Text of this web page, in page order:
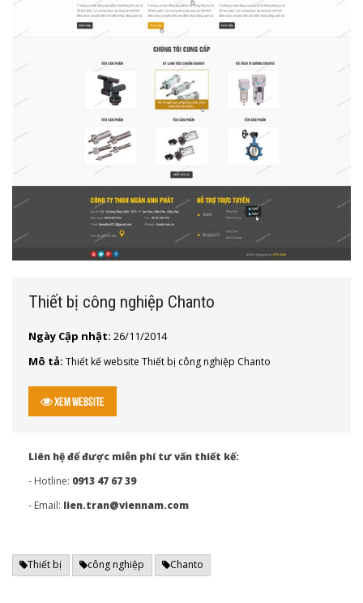
Thiết bị công nghiệp Chanto
Ngày Cập nhật: 26/11/2014
Mô tả: Thiết kế website Thiết bị công nghiệp Chanto
Xem Website
Liên hệ để được miễn phí tư vấn thiết kế:
- Hotline: 0913 47 67 39
- Email: lien.tran@viennam.com
Thiết bị công nghiệp Chanto